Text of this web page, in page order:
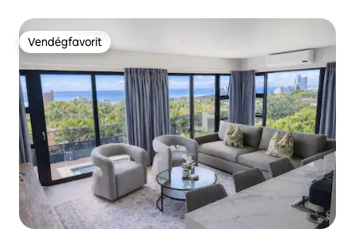
Vendégfavorit
Vendégfavorit